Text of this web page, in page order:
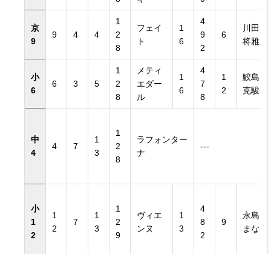
京
9
9 4 4
1
2
8
フェイ
ト
1
6
4
9
2
6
川田
将雅
小
6
6 3 5
1
2
8
メティ
エダー
ル
1
6
4
7
8
1
2
鮫島
克駿
中
4
4 7
1
3
1
2
8
ラフォンター
ナ
---
小
1
2
1
2
7
1
3
1
2
9
ヴィエ
ンヌ
1
3
4
8
2
9
永島
まな